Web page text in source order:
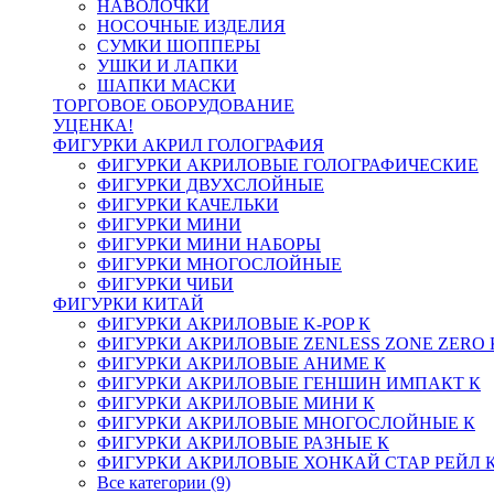
НАВОЛОЧКИ
НОСОЧНЫЕ ИЗДЕЛИЯ
СУМКИ ШОППЕРЫ
УШКИ И ЛАПКИ
ШАПКИ МАСКИ
ТОРГОВОЕ ОБОРУДОВАНИЕ
УЦЕНКА!
ФИГУРКИ АКРИЛ ГОЛОГРАФИЯ
ФИГУРКИ АКРИЛОВЫЕ ГОЛОГРАФИЧЕСКИЕ
ФИГУРКИ ДВУХСЛОЙНЫЕ
ФИГУРКИ КАЧЕЛЬКИ
ФИГУРКИ МИНИ
ФИГУРКИ МИНИ НАБОРЫ
ФИГУРКИ МНОГОСЛОЙНЫЕ
ФИГУРКИ ЧИБИ
ФИГУРКИ КИТАЙ
ФИГУРКИ АКРИЛОВЫЕ K-POP К
ФИГУРКИ АКРИЛОВЫЕ ZENLESS ZONE ZERO
ФИГУРКИ АКРИЛОВЫЕ АНИМЕ К
ФИГУРКИ АКРИЛОВЫЕ ГЕНШИН ИМПАКТ К
ФИГУРКИ АКРИЛОВЫЕ МИНИ К
ФИГУРКИ АКРИЛОВЫЕ МНОГОСЛОЙНЫЕ К
ФИГУРКИ АКРИЛОВЫЕ РАЗНЫЕ К
ФИГУРКИ АКРИЛОВЫЕ ХОНКАЙ СТАР РЕЙЛ
Все категории (9)